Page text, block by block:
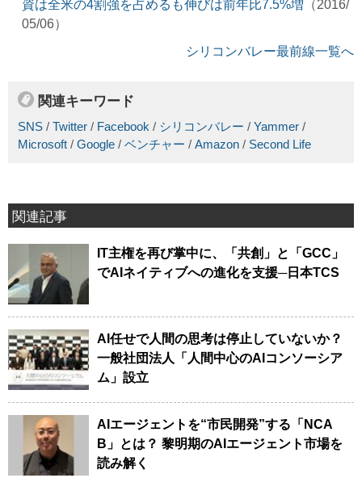
資は全米の4割強を占めるも伸びは前年比7.5%増 （2016/
05/06）
シリコンバレー最前線一覧へ
関連キーワード
SNS / Twitter / Facebook / シリコンバレー / Yammer /
Microsoft / Google / ベンチャー / Amazon / Second Life
関連記事
IT主権を再び掌中に、「共創」と「GCC」
でAIネイティブへの進化を支援─日本TCS
AI任せで人間の思考は停止していないか？
一般社団法人「人間中心のAIコンソーシア
ム」設立
AIエージェントを“市民開発”する「NCA
B」とは？ 黎明期のAIエージェント市場を
読み解く